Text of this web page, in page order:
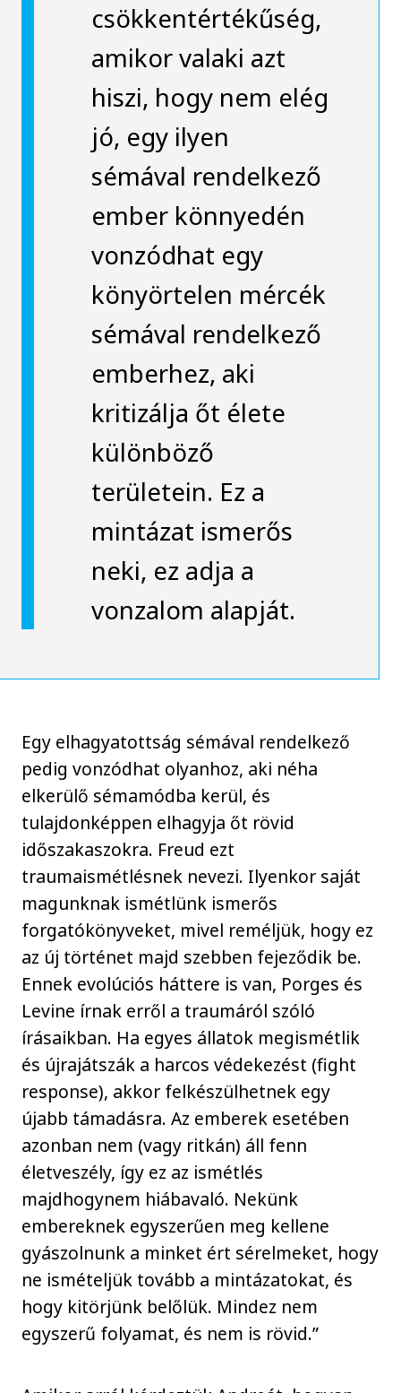
csökkentértékűség,
amikor valaki azt
hiszi, hogy nem elég
jó, egy ilyen
sémával rendelkező
ember könnyedén
vonzódhat egy
könyörtelen mércék
sémával rendelkező
emberhez, aki
kritizálja őt élete
különböző
területein. Ez a
mintázat ismerős
neki, ez adja a
vonzalom alapját.
Egy elhagyatottság sémával rendelkező
pedig vonzódhat olyanhoz, aki néha
elkerülő sémamódba kerül, és
tulajdonképpen elhagyja őt rövid
időszakaszokra. Freud ezt
traumaismétlésnek nevezi. Ilyenkor saját
magunknak ismétlünk ismerős
forgatókönyveket, mivel reméljük, hogy ez
az új történet majd szebben fejeződik be.
Ennek evolúciós háttere is van, Porges és
Levine írnak erről a traumáról szóló
írásaikban. Ha egyes állatok megismétlik
és újrajátszák a harcos védekezést (fight
response), akkor felkészülhetnek egy
újabb támadásra. Az emberek esetében
azonban nem (vagy ritkán) áll fenn
életveszély, így ez az ismétlés
majdhogynem hiábavaló. Nekünk
embereknek egyszerűen meg kellene
gyászolnunk a minket ért sérelmeket, hogy
ne ismételjük tovább a mintázatokat, és
hogy kitörjünk belőlük. Mindez nem
egyszerű folyamat, és nem is rövid.”